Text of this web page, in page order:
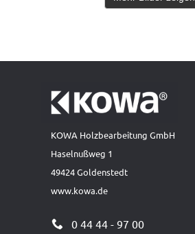
KOWA Holzbearbeitung GmbH
Haselnußweg 1
49424 Goldenstedt
www.kowa.de
0 44 44 - 97 00